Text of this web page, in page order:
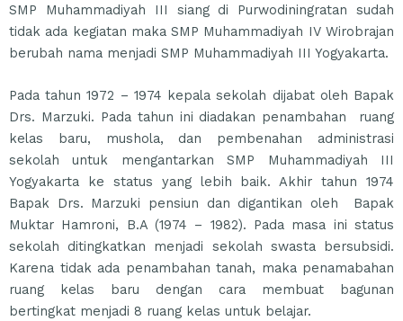
SMP Muhammadiyah III siang di Purwodiningratan sudah
tidak ada kegiatan maka SMP Muhammadiyah IV Wirobrajan
berubah nama menjadi SMP Muhammadiyah III Yogyakarta.
Pada tahun 1972 – 1974 kepala sekolah dijabat oleh Bapak
Drs. Marzuki. Pada tahun ini diadakan penambahan ruang
kelas baru, mushola, dan pembenahan administrasi
sekolah untuk mengantarkan SMP Muhammadiyah III
Yogyakarta ke status yang lebih baik. Akhir tahun 1974
Bapak Drs. Marzuki pensiun dan digantikan oleh Bapak
Muktar Hamroni, B.A (1974 – 1982). Pada masa ini status
sekolah ditingkatkan menjadi sekolah swasta bersubsidi.
Karena tidak ada penambahan tanah, maka penamabahan
ruang kelas baru dengan cara membuat bagunan
bertingkat menjadi 8 ruang kelas untuk belajar.